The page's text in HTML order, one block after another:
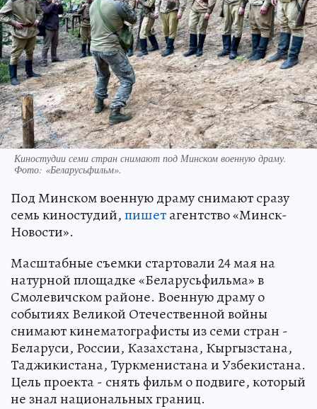
Киностудии семи стран снимают под Минском военную драму.
Фото: «Беларусьфильм».
Под Минском военную драму снимают сразу
семь киностудий,пишетагентство «Минск-
Новости».
Масштабные съемки стартовали 24 мая на
натурной площадке «Беларусьфильма» в
Смолевичском районе. Военную драму о
событиях Великой Отечественной войны
снимают кинематографисты из семи стран -
Беларуси, России, Казахстана, Кыргызстана,
Таджикистана, Туркменистана и Узбекистана.
Цель проекта - снять фильм о подвиге, который
не знал национальных границ.